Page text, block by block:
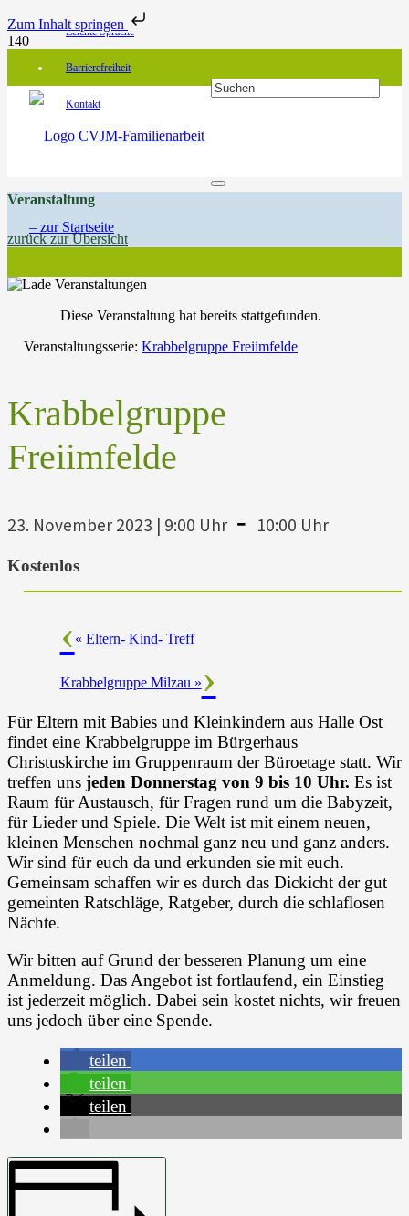
Zum Inhalt springen
Leichte Sprache
Barrierefreiheit
Kontakt
Veranstaltung
zurück zur Übersicht
Diese Veranstaltung hat bereits stattgefunden.
Veranstaltungsserie: Krabbelgruppe Freiimfelde
Krabbelgruppe
Freiimfelde
23. November 2023 | 9:00 Uhr - 10:00 Uhr
Kostenlos
« Eltern- Kind- Treff
Krabbelgruppe Milzau »
Für Eltern mit Babies und Kleinkindern aus Halle Ost
findet eine Krabbelgruppe im Bürgerhaus
Christuskirche im Gruppenraum der Büroetage statt. Wir
treffen uns jeden Donnerstag von 9 bis 10 Uhr. Es ist
Raum für Austausch, für Fragen rund um die Babyzeit,
für Lieder und Spiele. Die Welt ist mit einem neuen,
kleinen Menschen nochmal ganz neu und ganz anders.
Wir sind für euch da und erkunden sie mit euch.
Gemeinsam schaffen wir es durch das Dickicht der gut
gemeinten Ratschläge, Ratgeber, durch die schlaflosen
Nächte.
Wir bitten auf Grund der besseren Planung um eine
Anmeldung. Das Angebot ist fortlaufend, ein Einstieg
ist jederzeit möglich. Dabei sein kostet nichts, wir freuen
uns jedoch über eine Spende.
teilen
teilen
teilen